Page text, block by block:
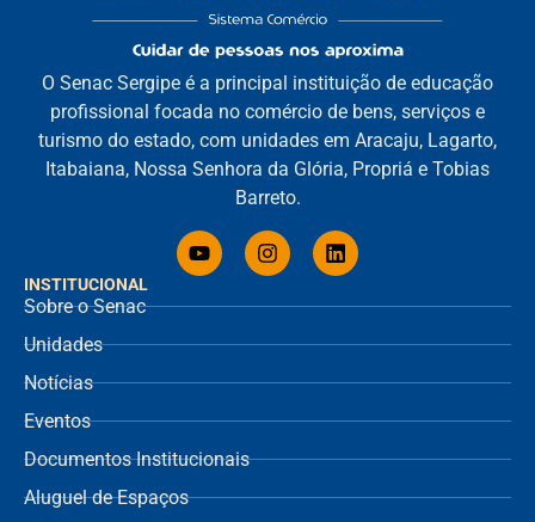
INSTITUCIONAL
Sobre o Senac
Unidades
Notícias
Eventos
Documentos Institucionais
Aluguel de Espaços
O Senac Sergipe é a principal instituição de educação
profissional focada no comércio de bens, serviços e
turismo do estado, com unidades em Aracaju, Lagarto,
Itabaiana, Nossa Senhora da Glória, Propriá e Tobias
Barreto.